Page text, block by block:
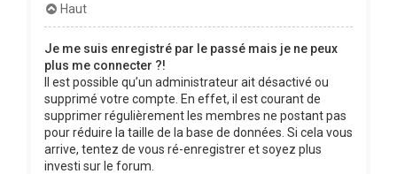
Haut
Je me suis enregistré par le passé mais je ne peux
plus me connecter ?!
Il est possible qu’un administrateur ait désactivé ou
supprimé votre compte. En effet, il est courant de
supprimer régulièrement les membres ne postant pas
pour réduire la taille de la base de données. Si cela vous
arrive, tentez de vous ré-enregistrer et soyez plus
investi sur le forum.